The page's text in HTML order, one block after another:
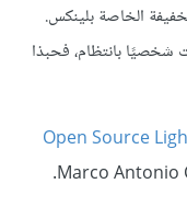
الخاصة بلينكس.
بانتظام، فحبذا
10 Open Source